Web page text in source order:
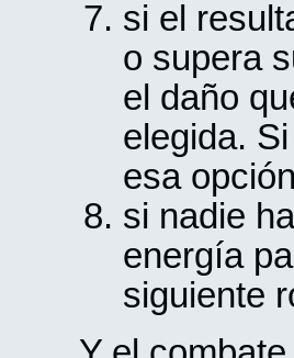
si el
o supera
el daño
elegida.
esa
si nadie
energía
siguiente